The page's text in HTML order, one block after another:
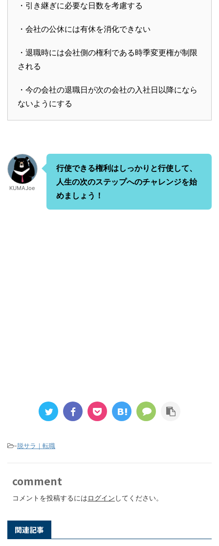
・引き継ぎに必要な日数を考慮する
・会社の公休には有休を消化できない
・退職時には会社側の権利である時季変更権が制限
される
・今の会社の退職日が次の会社の入社日以降になら
ないようにする
KUMAJoe
行使できる権利はしっかりと行使して、
人生の次のステップへのチャレンジを始
めましょう！
-脱サラ｜転職
comment
コメントを投稿するにはログイン してください。
関連記事